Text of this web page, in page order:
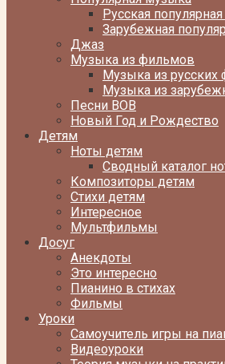
Русская
Зарубежная
Джаз
Музыка из фильмов
Музыка из русских
Музыка из
Песни ВОВ
Новый Год и Рождество
Детям
Ноты детям
Сводный каталог
Композиторы детям
Стихи детям
Интересное
Мультфильмы
Досуг
Анекдоты
Это интересно
Пианино в стихах
Фильмы
Уроки
Самоучитель игры на
Видеоуроки